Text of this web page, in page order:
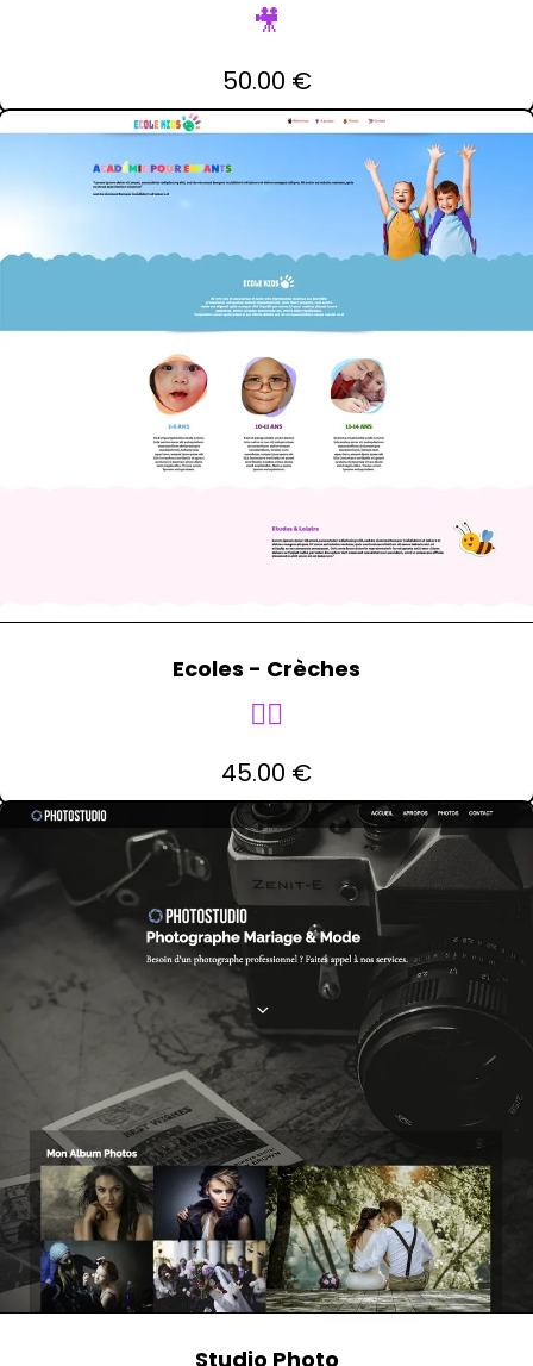
🎥
50.00 €
Ecoles - Crèches
🧚‍♀️
45.00 €
Studio Photo